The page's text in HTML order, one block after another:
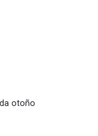
otoño